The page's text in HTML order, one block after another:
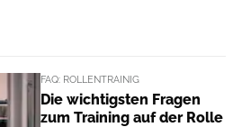
FAQ: ROLLENTRAINIG
Die wichtigsten Fragen
zum Training auf der Rolle